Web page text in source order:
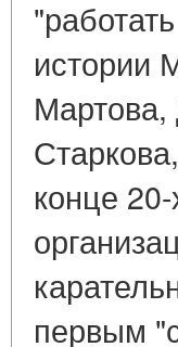
истории
Мартова,
конце
первым